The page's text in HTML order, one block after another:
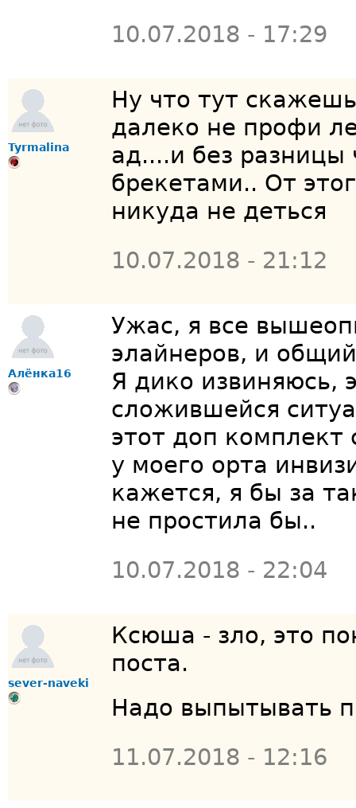
10.07.2018 - 17:29
Tyrmalina
Ну что тут
далеко не профи
ад....и без
брекетами.. От
никуда не деться
10.07.2018 - 21:12
Алёнка16
Ужас, я все
элайнеров, и
Я дико извиняюсь,
сложившейся
этот доп комплект
у моего орта
кажется, я бы за
не простила бы..
10.07.2018 - 22:04
sever-naveki
Ксюша - зло, это
поста.
Надо выпытывать
11.07.2018 - 12:16